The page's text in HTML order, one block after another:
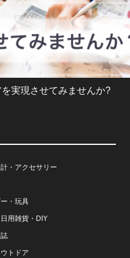
実現させてみませんか?
・アクセサリー
・玩具
用雑貨・DIY
トドア